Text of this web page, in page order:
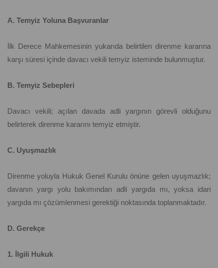
A. Temyiz Yoluna Başvuranlar
İlk Derece Mahkemesinin yukarıda belirtilen direnme kararına
karşı süresi içinde davacı vekili temyiz isteminde bulunmuştur.
B. Temyiz Sebepleri
Davacı vekili; açılan davada adli yargının görevli olduğunu
belirterek direnme kararını temyiz etmiştir.
C. Uyuşmazlık
Direnme yoluyla Hukuk Genel Kurulu önüne gelen uyuşmazlık;
davanın yargı yolu bakımından adli yargıda mı, yoksa idari
yargıda mı çözümlenmesi gerektiği noktasında toplanmaktadır.
D. Gerekçe
1. İlgili Hukuk